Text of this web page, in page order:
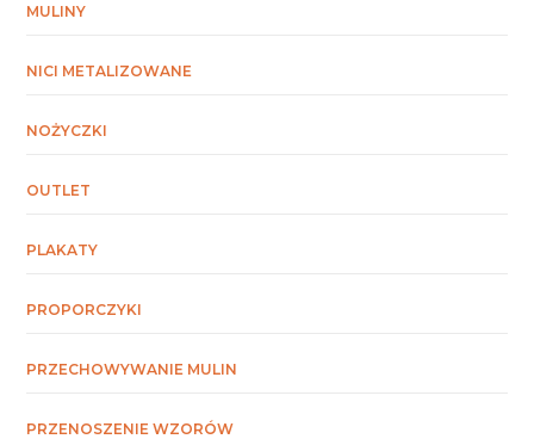
MULINY
NICI METALIZOWANE
NOŻYCZKI
OUTLET
PLAKATY
PROPORCZYKI
PRZECHOWYWANIE MULIN
PRZENOSZENIE WZORÓW